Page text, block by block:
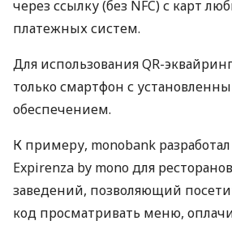
через ссылку (без NFC) с карт
платежных систем.
Для использования QR-
только смартфон с
обеспечением.
К примеру, monobank
Expirenza by mono для
заведений, позволяющий
код просматривать меню,